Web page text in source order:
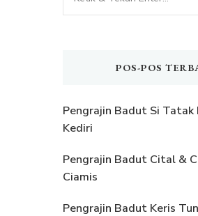
Sesuatu?
POS-POS
Pengrajin Badut Si Tatak
Kediri
Pengrajin Badut Cital &
Ciamis
Pengrajin Badut Keris